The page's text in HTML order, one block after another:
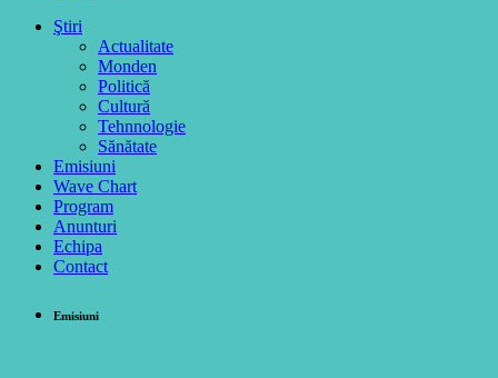
Ştiri
Actualitate
Monden
Politică
Cultură
Tehnnologie
Sănătate
Emisiuni
Wave Chart
Program
Anunturi
Echipa
Contact
Emisiuni